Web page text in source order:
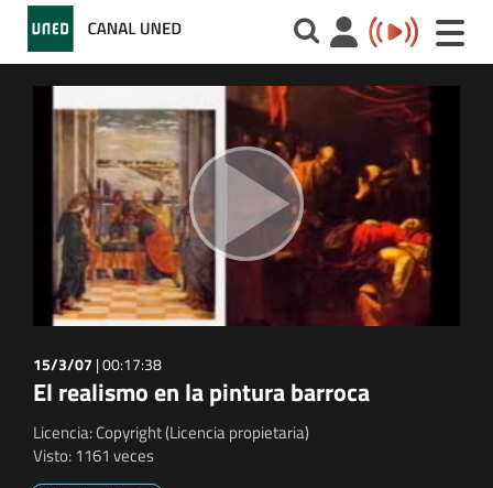
Toggle
15/3/07 |00:17:38
El realismo en la pintura barroca
Licencia: Copyright (Licencia propietaria)
Visto: 1161 veces